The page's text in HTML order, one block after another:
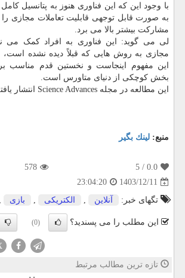
با وجود این که این فناوری هنوز به پتانسیل
به صورت قابل توجهی قابلیت تعاملات مجازی
مشارکت بیشتر بالا می برد.
لی می گوید: این فناوری به افراد کمک می
مجازی به روش هایی که قبلاً دیده نشده است،
این مفهوم اینجاست و نخستین قدم مناسب
بخش کوچکی از دنیای متاورس است.
این مطالعه در مجله Science Advances انتشار یافته است.
منبع: لینك بگیر
0.0
/ 5
578
1403/12/11
23:04:20
تگهای خبر:
آنلاین , الكتریكی , بازی ,
این مطلب را می پسندید؟ (0)
تازه ترین مطالب مرتبط